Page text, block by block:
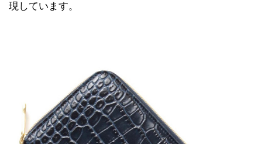
現しています。